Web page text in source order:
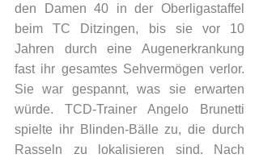
den Damen 40 in der Oberligastaffel
beim TC Ditzingen, bis sie vor 10
Jahren durch eine Augenerkrankung
fast ihr gesamtes Sehvermögen verlor.
Sie war gespannt, was sie erwarten
würde. TCD-Trainer Angelo Brunetti
spielte ihr Blinden-Bälle zu, die durch
Rasseln zu lokalisieren sind. Nach